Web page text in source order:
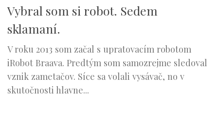
Vybral som si robot. Sedem
sklamaní.
V roku 2013 som začal s upratovacím robotom
iRobot Braava. Predtým som samozrejme sledoval
vznik zametačov. Síce sa volali vysávač, no v
skutočnosti hlavne...